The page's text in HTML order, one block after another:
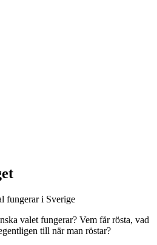
fungerar i Sverige
valet fungerar? Vem får rösta, vad
till när man röstar?